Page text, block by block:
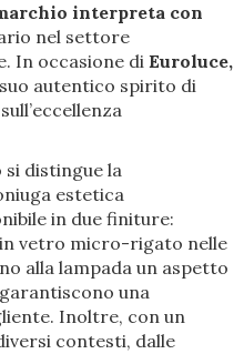
interpreta con
nel settore
In occasione di Euroluce,
autentico spirito di
distingue la
estetica
in due finiture:
vetro micro-rigato nelle
alla lampada un aspetto
una
Inoltre, con un
contesti, dalle